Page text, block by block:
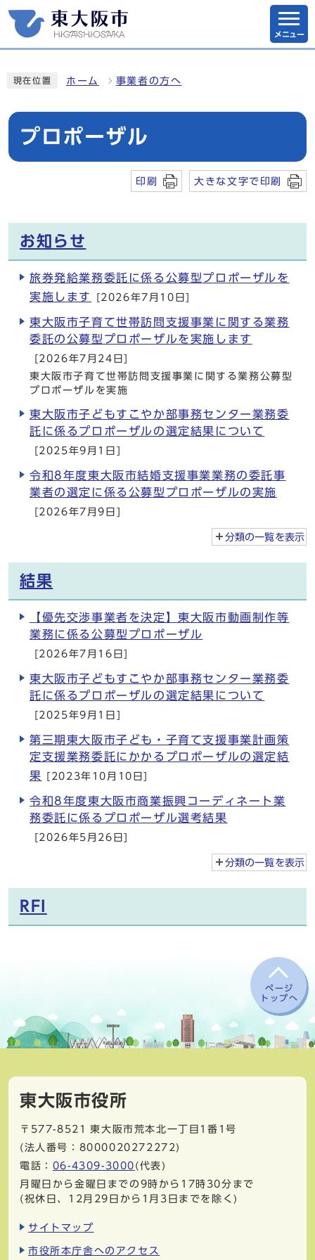
メニュー
現在位置 ホーム 事業者の方へ
プロポーザル
印刷 大きな文字で印刷
お知らせ
旅券発給業務委託に係る公募型プロポーザルを
実施します
[2026年7月10日]
東大阪市子育て世帯訪問支援事業に関する業務
委託の公募型プロポーザルを実施します
[2026年7月24日]
東大阪市子育て世帯訪問支援事業に関する業務公募型
プロポーザルを実施
東大阪市子どもすこやか部事務センター業務委
託に係るプロポーザルの選定結果について
[2025年9月1日]
令和8年度東大阪市結婚支援事業業務の委託事
業者の選定に係る公募型プロポーザルの実施
[2026年7月9日]
分類の一覧を表示
結果
【優先交渉事業者を決定】東大阪市動画制作等
業務に係る公募型プロポーザル
[2026年7月16日]
東大阪市子どもすこやか部事務センター業務委
託に係るプロポーザルの選定結果について
[2025年9月1日]
第三期東大阪市子ども・子育て支援事業計画策
定支援業務委託にかかるプロポーザルの選定結
果
[2023年10月10日]
令和8年度東大阪市商業振興コーディネート業
務委託に係るプロポーザル選考結果
[2026年5月26日]
分類の一覧を表示
RFI
ページ
トップへ
東大阪市役所
〒577-8521
東大阪市荒本北一丁目1番1号
(法人番号：8000020272272)
電話： 06-4309-3000 (代表)
月曜日から金曜日までの9時から17時30分まで
(祝休日、12月29日から1月3日までを除く)
サイトマップ
市役所本庁舎へのアクセス